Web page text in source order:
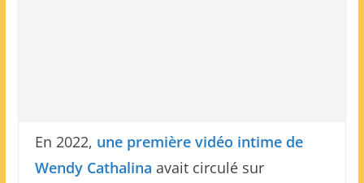
En 2022, une première vidéo intime de
Wendy Cathalina avait circulé sur